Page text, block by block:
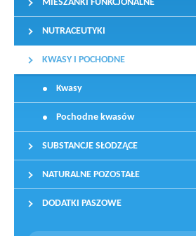
MIESZANKI FUNKCJONALNE
NUTRACEUTYKI
KWASY I POCHODNE
Kwasy
Pochodne kwasów
SUBSTANCJE SŁODZĄCE
NATURALNE POZOSTAŁE
DODATKI PASZOWE